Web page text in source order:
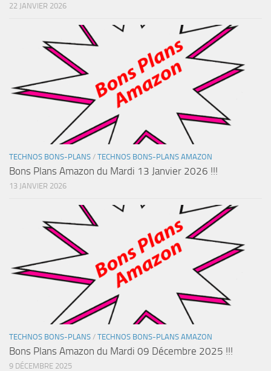
22 JANVIER 2026
TECHNOS BONS-PLANS / TECHNOS BONS-PLANS AMAZON
Bons Plans Amazon du Mardi 13 Janvier 2026 !!!
13 JANVIER 2026
TECHNOS BONS-PLANS / TECHNOS BONS-PLANS AMAZON
Bons Plans Amazon du Mardi 09 Décembre 2025 !!!
9 DÉCEMBRE 2025